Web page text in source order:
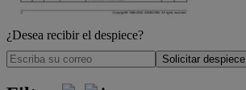
¿Desea recibir el despiece?
Solicitar despiece